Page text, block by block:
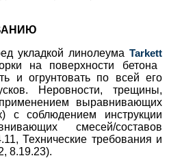
укладкой линолеума Tarkett
на поверхности бетона
и огрунтовать по всей его
Неровности, трещины,
выравнивающих
с соблюдением инструкции
смесей/составов
Технические требования и
8.19.23).